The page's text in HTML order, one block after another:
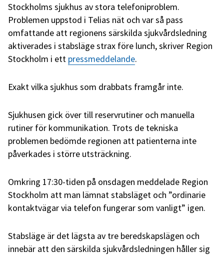
Stockholms sjukhus av stora telefoniproblem.
Problemen uppstod i Telias nät och var så pass
omfattande att regionens särskilda sjukvårdsledning
aktiverades i stabsläge strax före lunch, skriver Region
Stockholm i ett pressmeddelande.
Exakt vilka sjukhus som drabbats framgår inte.
Sjukhusen gick över till reservrutiner och manuella
rutiner för kommunikation. Trots de tekniska
problemen bedömde regionen att patienterna inte
påverkades i större utsträckning.
Omkring 17:30-tiden på onsdagen meddelade Region
Stockholm att man lämnat stabsläget och ”ordinarie
kontaktvägar via telefon fungerar som vanligt” igen.
Stabsläge är det lägsta av tre beredskapslägen och
innebär att den särskilda sjukvårdsledningen håller sig